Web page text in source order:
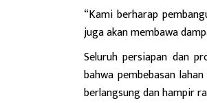
“Kami berharap
juga akan membawa
Seluruh persiapan dan
bahwa pembebasan
berlangsung dan hampir